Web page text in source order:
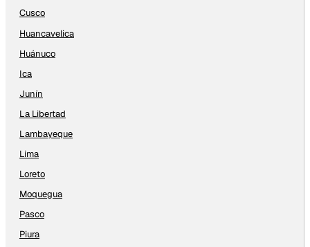
Cusco
Huancavelica
Huánuco
Ica
Junín
La Libertad
Lambayeque
Lima
Loreto
Moquegua
Pasco
Piura